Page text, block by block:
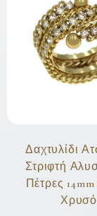
Δαχτυλίδι
Στριφτή
Πέτρες
Χρυσό